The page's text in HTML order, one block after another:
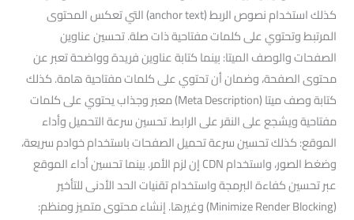
كذلك استخدام نصوص الربط (anchor text) التي تعكس المحتوى
المرتبط وتحتوي على كلمات مفتاحية ذات صلة. تحسين عناوين
الصفحات والوصف الميتا: بينما كتابة عناوين فريدة وواضحة تعبر عن
محتوى الصفحة، وضمان أن تحتوي على كلمات مفتاحية هامة. كذلك
كتابة وصف ميتا (Meta Description) معبر وجذاب يحتوي على كلمات
مفتاحية ويشجع على النقر على الرابط. تحسين سرعة التحميل وأداء
الموقع: كذلك تحسين سرعة تحميل الصفحات باستخدام خوادم سريعة،
وضغط الصور، واستخدام CDN إن لزم الأمر. بينما تحسين أداء الموقع
عبر تحسين كفاءة البرمجة واستخدام تقنيات الحد الأدنى للتأخير
(Minimize Render Blocking) وغيرها. إنشاء محتوى متميز ومنظم: